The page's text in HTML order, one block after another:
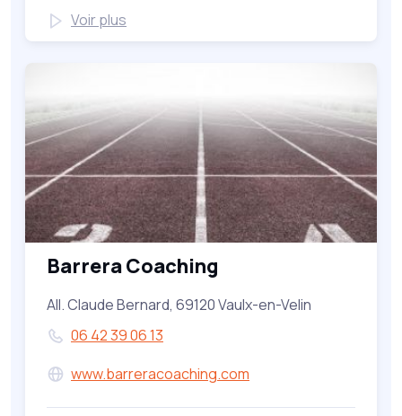
Voir plus
Barrera Coaching
All. Claude Bernard, 69120 Vaulx-en-Velin
06 42 39 06 13
www.barreracoaching.com